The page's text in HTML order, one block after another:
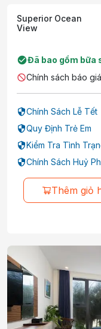
Superior Ocean
View
Đã bao gồm bữa
Chính sách báo
Chính Sách Lễ Tết
Quy Định Trẻ Em
Kiểm Tra Tình
Chính Sách Huỷ
Thêm giỏ